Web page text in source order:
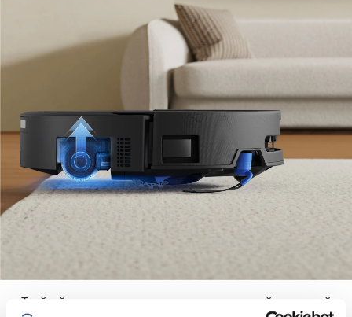
Тройной подъем с точным разделением сухой и влажной